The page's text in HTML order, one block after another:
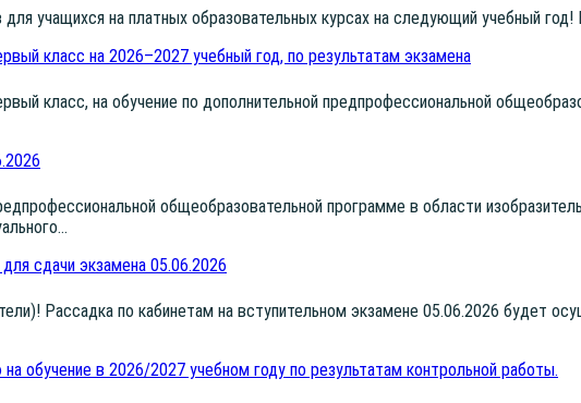
уча­щих­ся на плат­ных обра­зо­ва­тель­ных кур­сах на сле­ду­ю­щий учеб­ный
класс на 2026–2027 учебный год, по результатам экзамена
класс, на обу­че­ние по допол­ни­тель­ной пред­про­фес­си­о­наль­ной
обще­об­ра­зо­ва­тель­ной про­грам­ме в обла­сти
сдачи экзамена 05.06.2026
Рас­сад­ка по каби­не­там на всту­пи­тель­ном экза­мене 05.06.2026 будет
обучение в 2026/2027 учебном году по результатам контрольной работы.